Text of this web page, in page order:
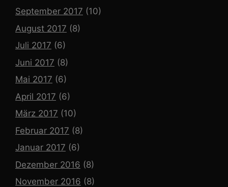
September 2017 (10)
August 2017 (8)
Juli 2017 (6)
Juni 2017 (8)
Mai 2017 (6)
April 2017 (6)
März 2017 (10)
Februar 2017 (8)
Januar 2017 (6)
Dezember 2016 (8)
November 2016 (8)